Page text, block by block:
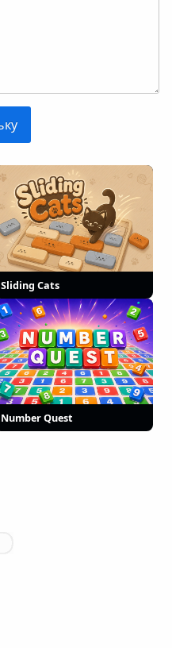
Sliding Cats
Number Quest